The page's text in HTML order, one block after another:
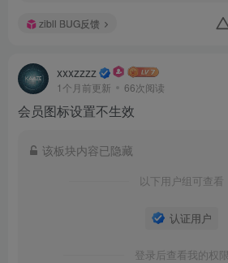
zibll BUG反馈
xxxzzzz
1个月前更新 66次阅读
会员图标设置不生效
该板块内容已隐藏
以下用户组可查看
认证用户
登录后查看我的权限